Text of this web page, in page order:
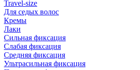
Travel-size
Для седых волос
Кремы
Лаки
Сильная фиксация
Слабая фиксация
Средняя фиксация
Ультрасильная фиксация